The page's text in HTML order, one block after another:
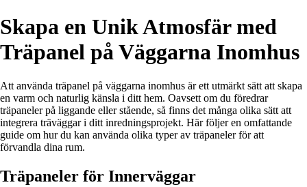
Skapa en Unik Atmosfär med
Träpanel på Väggarna Inomhus
Att använda träpanel på väggarna inomhus är ett utmärkt sätt att skapa
en varm och naturlig känsla i ditt hem. Oavsett om du föredrar
träpaneler på liggande eller stående, så finns det många olika sätt att
integrera träväggar i ditt inredningsprojekt. Här följer en omfattande
guide om hur du kan använda olika typer av träpaneler för att
förvandla dina rum.
Träpaneler för Innerväggar